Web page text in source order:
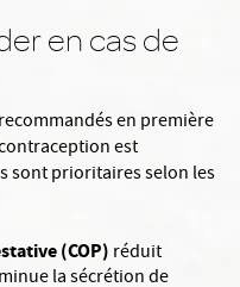
en cas de
en première
est
sont prioritaires selon les
(COP) réduit
la sécrétion de